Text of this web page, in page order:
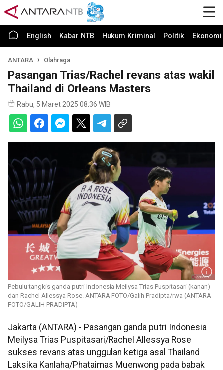
English Kabar NTB Hukum Kriminal Politik
ANTARA Olahraga
Pasangan Trias/Rachel revans atas wakil
Thailand di Orleans Masters
Rabu, 5 Maret 2025 08:36 WIB
Pebulu tangkis ganda putri Indonesia Meilysa Trias Puspitasari (kanan)
dan Rachel Allessya Rose. ANTARA FOTO/Galih Pradipta/rwa (ANTARA
FOTO/GALIH PRADIPTA)
Jakarta (ANTARA) - Pasangan ganda putri Indonesia
Meilysa Trias Puspitasari/Rachel Allessya Rose
sukses revans atas unggulan ketiga asal Thailand
Laksika Kanlaha/Phataimas Muenwong pada babak